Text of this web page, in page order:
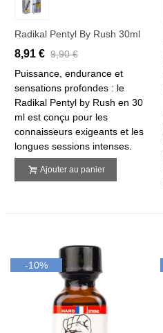
Radikal Pentyl By Rush 30ml
8,91 € 9,90 €
Puissance, endurance et
sensations profondes : le
Radikal Pentyl by Rush en 30
ml est conçu pour les
connaisseurs exigeants et les
longues sessions intenses.
Ajouter au panier
-10%